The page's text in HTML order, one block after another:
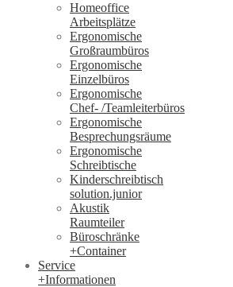
Homeoffice
Arbeitsplätze
Ergonomische
Großraumbüros
Ergonomische
Einzelbüros
Ergonomische
Chef- /Teamleiterbüros
Ergonomische
Besprechungsräume
Ergonomische
Schreibtische
Kinderschreibtisch
solution.junior
Akustik
Raumteiler
Büroschränke
+Container
Service
+Informationen